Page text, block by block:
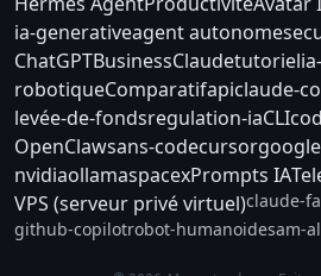
ia-generativeagent autonome
ChatGPTBusinessClaudetutoriel
robotiqueComparatifapiclaude-
levée-de-fondsregulation-iaCLI
OpenClawsans-codecursorgoogle
nvidiaollamaspacexPrompts IA
VPS (serveur privé virtuel)claude-
github-copilotrobot-humanoidesam-